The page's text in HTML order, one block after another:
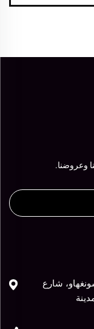
وعروضنا.
شارع
مدينة